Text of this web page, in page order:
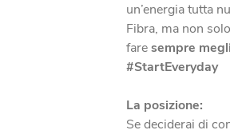
un’energia tutta
Fibra, ma non
faresempre
#StartEveryday
La posizione:
Se deciderai di